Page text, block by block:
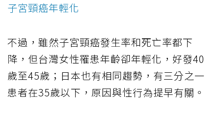
子宮頸癌年輕化
不過，雖然子宮頸癌發生率和死亡率都下
降，但台灣女性罹患年齡卻年輕化，好發40
歲至45歲；日本也有相同趨勢，有三分之一
患者在35歲以下，原因與性行為提早有關。